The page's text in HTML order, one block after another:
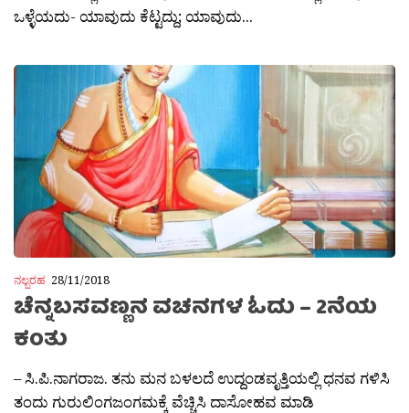
ಒಳ್ಳೆಯದು- ಯಾವುದು ಕೆಟ್ಟದ್ದು; ಯಾವುದು...
ನಲ್ಬರಹ 28/11/2018
ಚೆನ್ನಬಸವಣ್ಣನ ವಚನಗಳ ಓದು – 2ನೆಯ
ಕಂತು
– ಸಿ.ಪಿ.ನಾಗರಾಜ. ತನು ಮನ ಬಳಲದೆ ಉದ್ದಂಡವೃತ್ತಿಯಲ್ಲಿ ಧನವ ಗಳಿಸಿ
ತಂದು ಗುರುಲಿಂಗಜಂಗಮಕ್ಕೆ ವೆಚ್ಚಿಸಿ ದಾಸೋಹವ ಮಾಡಿ